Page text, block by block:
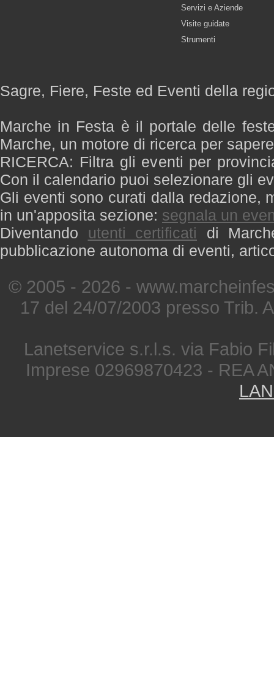
Servizi e Aziende
Visite guidate
Strumenti
Sagre, Fiere, Feste ed Eventi della
Marche in Festa è il portale delle
Marche, un motore di ricerca per
RICERCA: Filtra gli eventi per
Con il calendario puoi selezionare gli
Gli eventi sono curati dalla redazione,
in un'apposita sezione: segnala un
Diventando utenti certificati di
pubblicazione autonoma di eventi,
© 2005 - 2026 -
17 del 24/07/2003 presso Trib.
Lanetservice s.r.l.s. via Fabio
Imprese 02969870423 - REA